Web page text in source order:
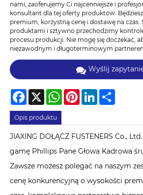
nami, zaoferujemy Ci najcenniejsze i
konsultant dla tej oferty produktów.
premium, korzystną cenę i dostawę na czas.
produktami i sztywno przechodzimy
procesu produkcji. Nie mogę się doczekać,
niezawodnym i długoterminowym
Wyślij
Facebook
X WhatsAppPinterestLinkedIn
Opis produktu
JIAXING DOŁĄCZ FUSTENERS Co.,
gamę Phillips Pane Głowa Kadrowa
Zawsze możesz polegać na naszym
cenę konkurencyjną o wysokości